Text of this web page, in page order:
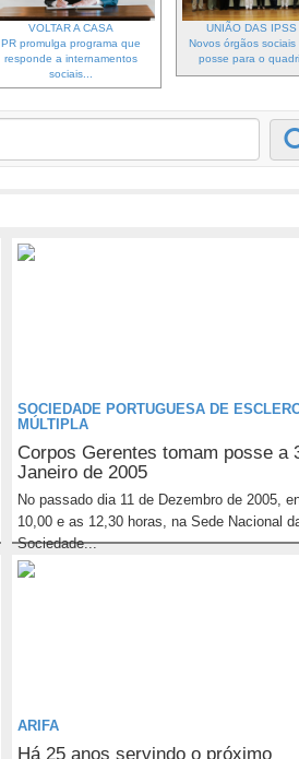
VOLTAR A CASA
PR promulga programa que
responde a internamentos
sociais...
UNIÃO DAS IPSS
Novos órgãos sociais
posse para o
SOCIEDADE PORTUGUESA DE
MÚLTIPLA
Corpos Gerentes tomam posse a
Janeiro de 2005
No passado dia 11 de Dezembro de 2005,
10,00 e as 12,30 horas, na Sede Nacional
Sociedade...
ARIFA
Há 25 anos servindo o próximo